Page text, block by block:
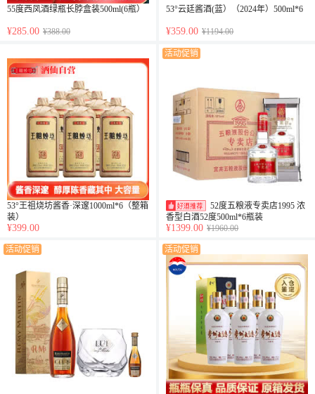
55度西凤酒绿瓶长脖盒装500ml(6瓶）
¥285.00 ¥388.00
53°云廷酱酒(蓝）（2024年）500ml*6
¥359.00 ¥1194.00
53°王祖烧坊酱香·深邃1000ml*6（整箱
装）
¥399.00
活动促销
52度五粮液专卖店1995 浓
香型白酒52度500ml*6瓶装
¥1399.00 ¥1960.00
活动促销 活动促销